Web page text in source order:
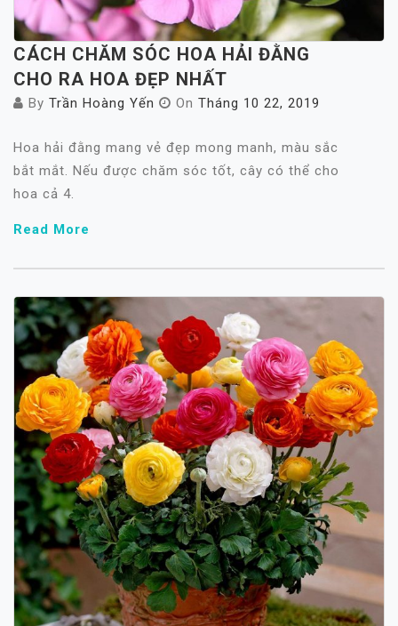
CÁCH CHĂM SÓC HOA HẢI ĐẰNG
CHO RA HOA ĐẸP NHẤT
By Trần Hoàng Yến On Tháng 10 22, 2019
Hoa hải đằng mang vẻ đẹp mong manh, màu sắc
bắt mắt. Nếu được chăm sóc tốt, cây có thể cho
hoa cả 4.
Read More